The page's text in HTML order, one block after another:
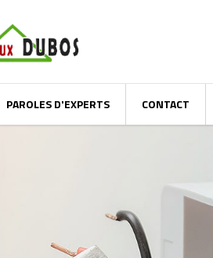
PAROLES D'EXPERTS CONTACT